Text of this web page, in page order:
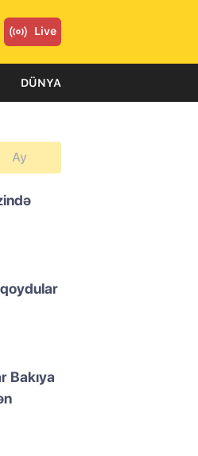
Live
DÜNYA
Ay
Bakıya